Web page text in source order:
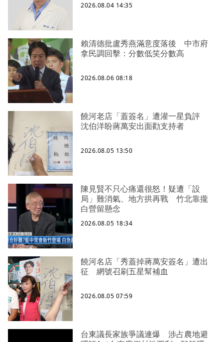
2026.08.04 14:35
賴清德批盧秀燕滿意度落後 中市府
拿民調回擊：分數低笑分數高
2026.08.06 08:18
饒河老店「蓋簽名」遭灌一星負評
沈伯洋盼蔣萬安出面勸支持者
2026.08.05 13:50
陳見賢不只心痛還很怒！疑遭「設
局」難消氣、地方拱再戰 竹北靠攏
白營留懸念
2026.08.05 18:34
饒河名店「秀蓋掉蔣萬安簽名」遭出
征 網號召刷五星幫補血
2026.08.05 07:59
台東議長家族爭議連爆 涉占農地避